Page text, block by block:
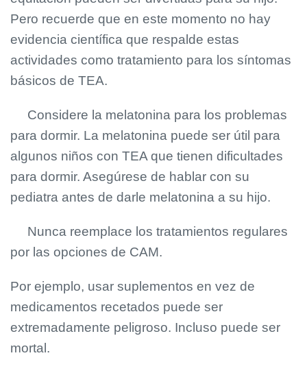
Pero recuerde que en este momento no hay
evidencia científica que respalde estas
actividades como tratamiento para los síntomas
básicos de TEA.
Considere la melatonina para los problemas
para dormir. La melatonina puede ser útil para
algunos niños con TEA que tienen dificultades
para dormir. Asegúrese de hablar con su
pediatra antes de darle melatonina a su hijo.
Nunca reemplace los tratamientos regulares
por las opciones de CAM.
Por ejemplo, usar suplementos en vez de
medicamentos recetados puede ser
extremadamente peligroso. Incluso puede ser
mortal.